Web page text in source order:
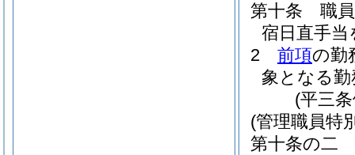
第十条
職
宿日直手
2
前項の勤
象となる
(平三
(管理職員特
第十条の二